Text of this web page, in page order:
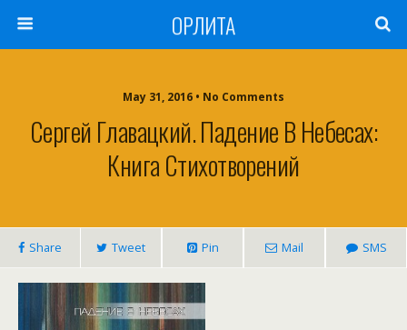
ОРЛИТА
May 31, 2016 • No Comments
Сергей Главацкий. Падение В Небесах:
Книга Стихотворений
Share Tweet Pin Mail SMS